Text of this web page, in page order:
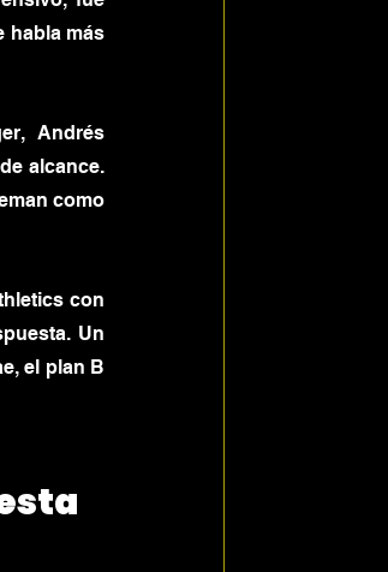
habla más
Andrés
alcance.
como
con
Un
el plan B